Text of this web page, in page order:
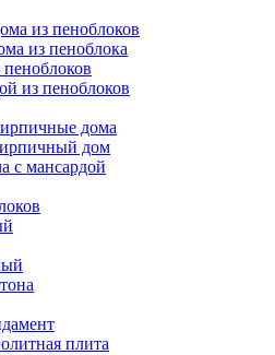
из пеноблоков
из пеноблока
из пеноблоков
дома
дом
с мансардой
плита